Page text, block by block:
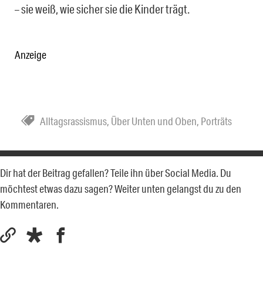
– sie weiß, wie sicher sie die Kinder trägt.
Anzeige
Alltagsrassismus, Über Unten und Oben, Porträts
Dir hat der Beitrag gefallen? Teile ihn über Social Media. Du
möchtest etwas dazu sagen? Weiter unten gelangst du zu den
Kommentaren.